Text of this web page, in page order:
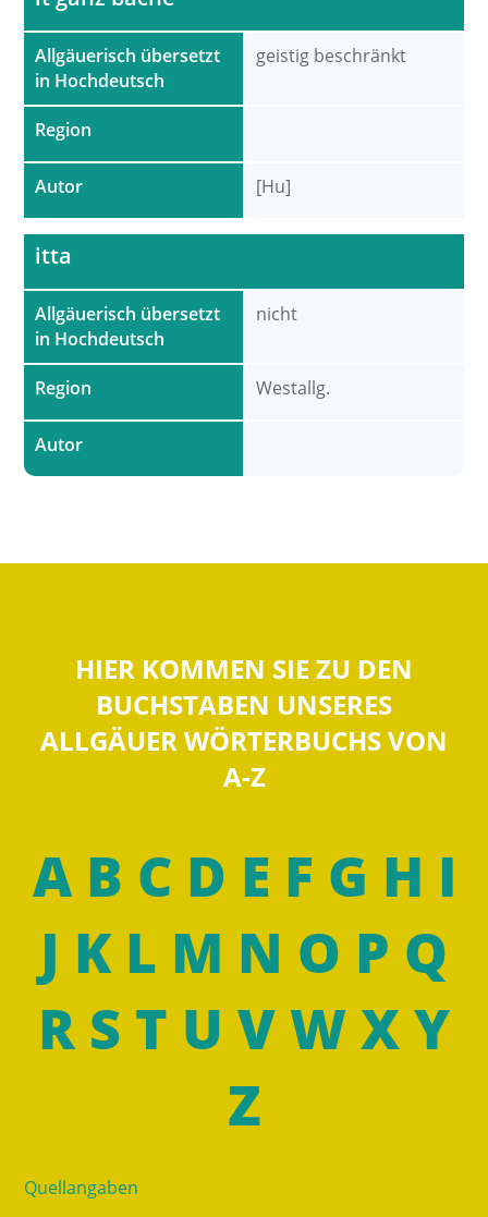
Allgäuerisch übersetzt
in Hochdeutsch
Region
Autor
geistig beschränkt
[Hu]
Allgäuerisch übersetzt
in Hochdeutsch
Region
Autor
itta
nicht
Westallg.
HIER KOMMEN SIE ZU DEN
BUCHSTABEN UNSERES
ALLGÄUER WÖRTERBUCHS VON
A-Z
A B C D E F G H I
J K L M N O P Q
R S T U VW XY
Z
Quellangaben